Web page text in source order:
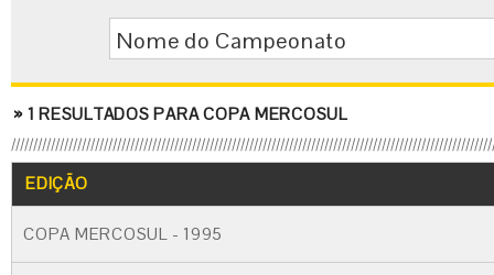
Nome do Campeonato
» 1 RESULTADOS PARA COPA MERCOSUL
EDIÇÃO
COPA MERCOSUL - 1995